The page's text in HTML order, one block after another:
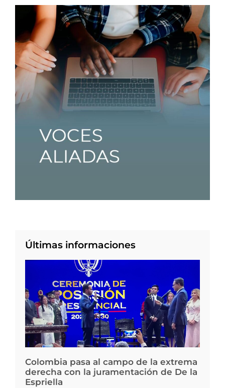
Últimas informaciones
Colombia pasa al campo de la extrema
derecha con la juramentación de De la
Espriella